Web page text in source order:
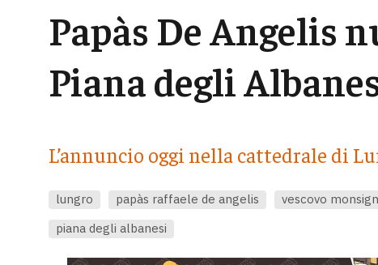
Papàs De Angelis
Piana degli
L’annuncio oggi nella cattedrale di
lungro papàs raffaele de angelis vescovo
piana degli albanesi